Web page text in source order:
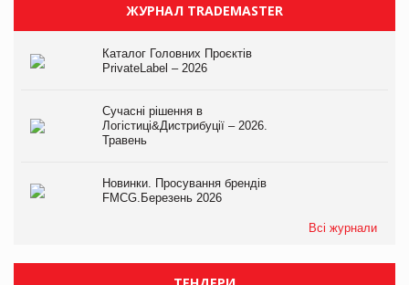
ЖУРНАЛ TRADEMASTER
Каталог Головних Проєктів
PrivateLabel – 2026
Сучасні рішення в
Логістиці&Дистрибуції – 2026.
Травень
Новинки. Просування брендів
FMCG.Березень 2026
Всі журнали